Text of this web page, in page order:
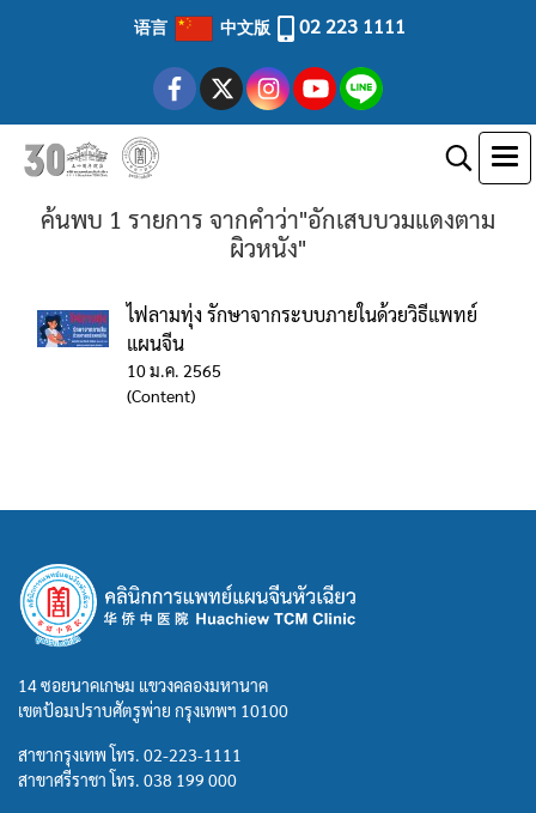
语言 中文版 02 223 1111
ค้นพบ 1 รายการ จากคำว่า"อักเสบบวมแดงตาม
ผิวหนัง"
ไฟลามทุ่ง รักษาจากระบบภายในด้วยวิธีแพทย์
แผนจีน
10 ม.ค. 2565
(Content)
14 ซอยนาคเกษม แขวงคลองมหานาค
เขตป้อมปราบศัตรูพ่าย กรุงเทพฯ 10100
สาขากรุงเทพ โทร. 02-223-1111
สาขาศรีราชา โทร. 038 199 000